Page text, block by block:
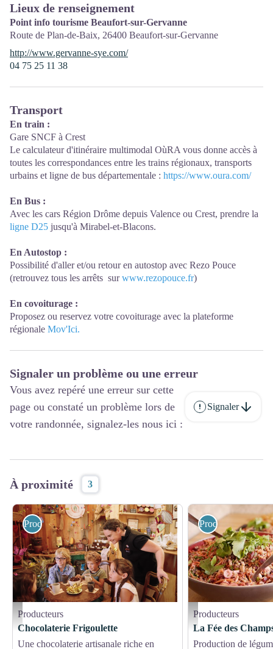
Lieux de renseignement
Point info tourisme Beaufort-sur-Gervanne
Route de Plan-de-Baix, 26400 Beaufort-sur-Gervanne
http://www.gervanne-sye.com/
04 75 25 11 38
Transport
En train :
Gare SNCF à Crest
Le calculateur d'itinéraire multimodal OùRA vous donne accès à
toutes les correspondances entre les trains régionaux, transports
urbains et ligne de bus départementale : https://www.oura.com/
En Bus :
Avec les cars Région Drôme depuis Valence ou Crest, prendre la
ligne D25 jusqu'à Mirabel-et-Blacons.
En Autostop :
Possibilité d'aller et/ou retour en autostop avec Rezo Pouce
(retrouvez tous les arrêts surwww.rezopouce.fr)
En covoiturage :
Proposez ou reservez votre covoiturage avec la plateforme
régionale Mov'Ici.
Signaler un problème ou une erreur
Vous avez repéré une erreur sur cette
page ou constaté un problème lors de
votre randonnée, signalez-les nous ici :
Signaler
À proximité 3
notre salon du chocolat - pt
Producteurs
Producteurs
Chocolaterie Frigoulette
Une chocolaterie artisanale riche en
La Fée des Champs -
Producteurs
Producteurs
La Fée des
Production de